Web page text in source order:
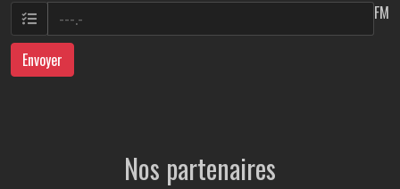
FM
Envoyer
Nos partenaires